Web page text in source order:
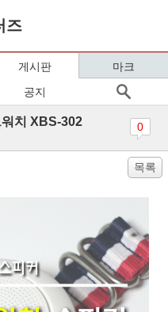
즈
게시판
마크
공지
치 XBS-302 0
목록